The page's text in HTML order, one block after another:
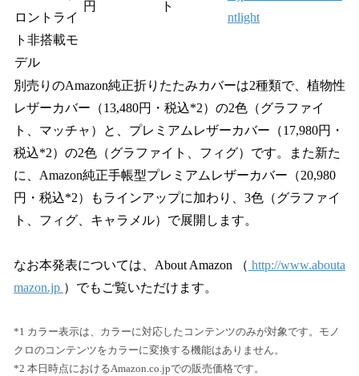
ロントライ
ト非搭載モ
デル
円 ト
ntlight
別売りのAmazon純正折りたたみカバーは2種類で、植物性
レザーカバー（13,480円・税込*2）の2色（グラファイ
ト、マッチャ）と、プレミアムレザーカバー（17,980円・
税込*2）の2色（グラファイト、フィグ）です。また新た
に、Amazon純正手帳型プレミアムレザーカバー（20,980
円・税込*2）もラインアップに加わり、3色（グラファイ
ト、フィグ、キャラメル）で展開します。
なお本発表については、About Amazon （ http://www.abouta
mazon.jp ）でもご覧いただけます。
*1 カラー表示は、カラーに対応したコンテンツのみが対象です。モノ
クロのコンテンツをカラーに変換する機能はありません。
*2 本日時点におけるAmazon.co.jpでの販売価格です。